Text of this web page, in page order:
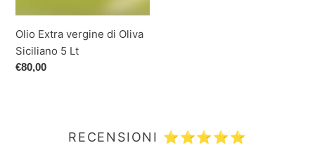
Olio Extra vergine di Oliva
Siciliano 5 Lt
Prezzo
€80,00
RECENSIONI ⭐⭐⭐⭐⭐